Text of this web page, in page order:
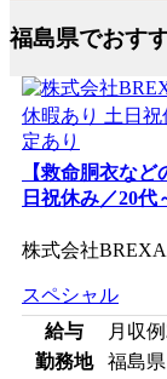
福島県でおす
【救命胴衣な
日祝休み／20代
株式会社
スペシャル
給与
月収例
勤務地
福島